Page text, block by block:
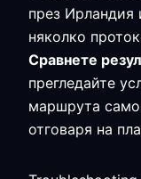
през Ирландия
няколко
Сравнете
прегледайте
маршрута само
отговаря на